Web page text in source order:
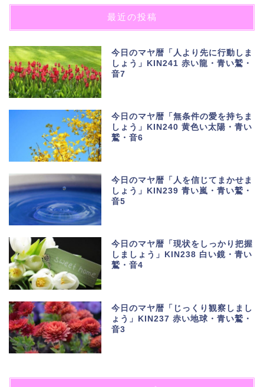
最近の投稿
今日のマヤ暦「人より先に行動しま
しょう」KIN241 赤い龍・青い鷲・
音7
今日のマヤ暦「無条件の愛を持ちま
しょう」KIN240 黄色い太陽・青い
鷲・音6
今日のマヤ暦「人を信じてまかせま
しょう」KIN239 青い嵐・青い鷲・
音5
今日のマヤ暦「現状をしっかり把握
しましょう」KIN238 白い鏡・青い
鷲・音4
今日のマヤ暦「じっくり観察しまし
ょう」KIN237 赤い地球・青い鷲・
音3